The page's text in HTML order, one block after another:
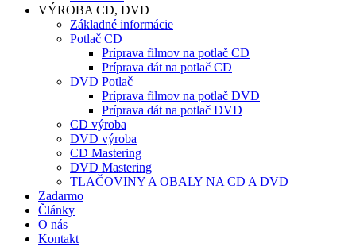
VÝROBA CD, DVD
Základné informácie
Potlač CD
Príprava filmov na potlač CD
Príprava dát na potlač CD
DVD Potlač
Príprava filmov na potlač DVD
Príprava dát na potlač DVD
CD výroba
DVD výroba
CD Mastering
DVD Mastering
TLAČOVINY A OBALY NA CD A DVD
Zadarmo
Články
O nás
Kontakt